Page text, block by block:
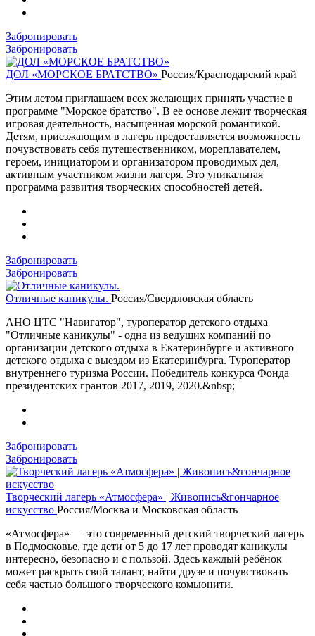
Забронировать
Забронировать
ДОЛ «МОРСКОЕ БРАТСТВО» Россия/Краснодарский край
Этим летом приглашаем всех желающих принять участие в
программе "Морское братство". В ее основе лежит творческая
игровая деятельность, насыщенная морской романтикой.
Детям, приезжающим в лагерь предоставляется возможность
почувствовать себя путешественником, мореплавателем,
героем, инициатором и организатором проводимых дел,
активным участником жизни лагеря. Это уникальная
программа развития творческих способностей детей.
Забронировать
Забронировать
Отличные каникулы. Россия/Свердловская область
АНО ЦТС "Навигатор", туроператор детского отдыха
"Отличные каникулы" - одна из ведущих компаний по
организации детского отдыха в Екатеринбурге и активного
детского отдыха с выездом из Екатеринбурга. Туроператор
внутреннего туризма России. Победитель конкурса Фонда
президентских грантов 2017, 2019, 2020.&nbsp;
Забронировать
Забронировать
Творческий лагерь «Атмосфера» | Живопись&гончарное
искусство Россия/Москва и Московская область
«Атмосфера» — это современный детский творческий лагерь
в Подмосковье, где дети от 5 до 17 лет проводят каникулы
интересно, безопасно и с пользой. Здесь каждый ребёнок
может раскрыть свой талант, найти друзе и почувствовать
себя частью большого творческого комьюнити.